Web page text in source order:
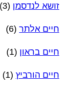
זושא לנדסמן (3)
חיים אלתר (6)
חיים בראון (1)
חיים הורביץ (1)